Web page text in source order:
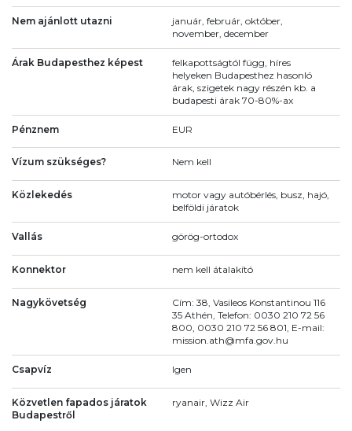
Nem ajánlott utazni
január, február, október,
november, december
Árak Budapesthez képest
felkapottságtól függ, híres
helyeken Budapesthez hasonló
árak, szigetek nagy részén kb. a
budapesti árak 70-80%-ax
Pénznem EUR
Vízum szükséges? Nem kell
Közlekedés
motor vagy autóbérlés, busz, hajó,
belföldi járatok
Vallás görög-ortodox
Konnektor nem kell átalakító
Nagykövetség
Cím: 38, Vasileos Konstantinou 116
35 Athén, Telefon: 0030 210 72 56
800, 0030 210 72 56 801, E-mail:
mission.ath@mfa.gov.hu
Csapvíz Igen
Közvetlen fapados járatok
Budapestről
ryanair, Wizz Air